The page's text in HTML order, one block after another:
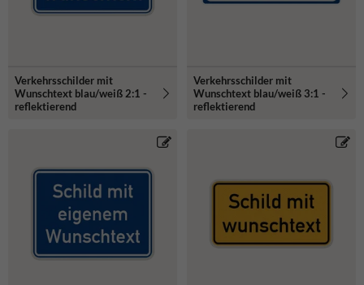
Verkehrsschilder mit
Wunschtext blau/weiß 2:1 -
reflektierend
Verkehrsschilder mit
Wunschtext blau/weiß 3:1 -
reflektierend